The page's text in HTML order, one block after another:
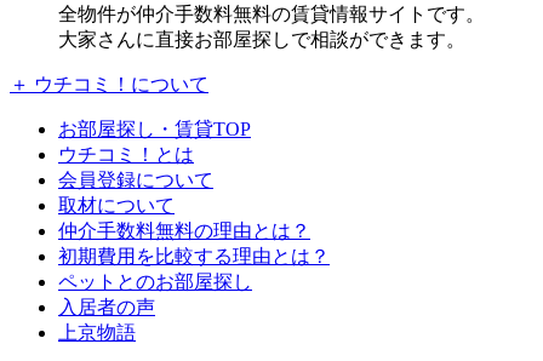
全物件が仲介手数料無料の賃貸情報サイトです。
大家さんに直接お部屋探しで相談ができます。
＋ ウチコミ！について
お部屋探し・賃貸TOP
ウチコミ！とは
会員登録について
取材について
仲介手数料無料の理由とは？
初期費用を比較する理由とは？
ペットとのお部屋探し
入居者の声
上京物語